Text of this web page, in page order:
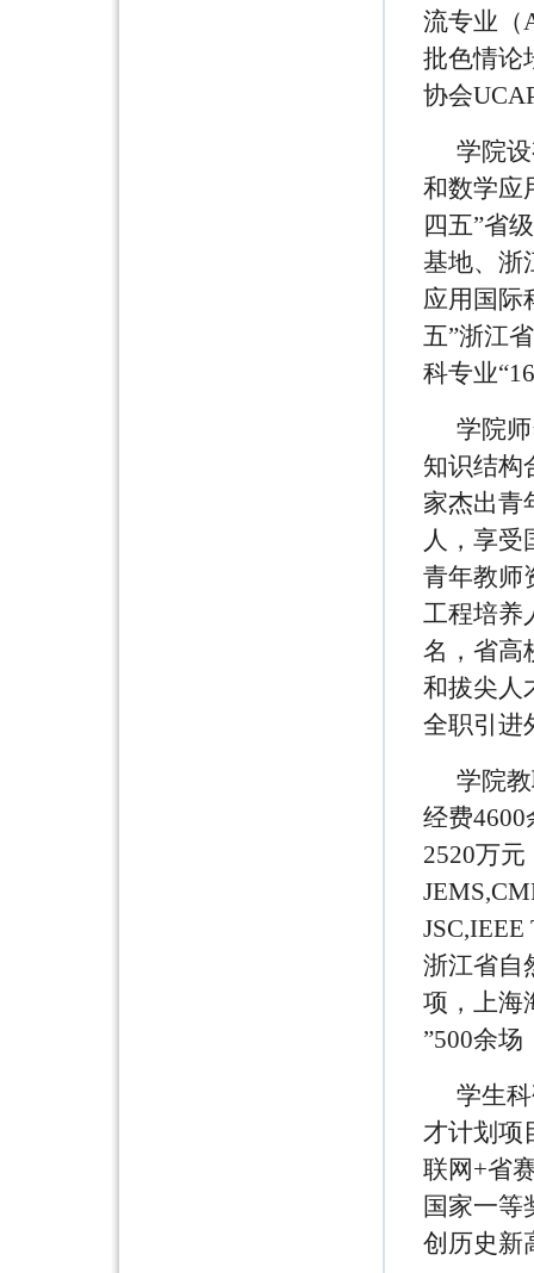
流专业（
批色情论
协会
学院
和数学应
四五”省
基地、浙
应用国际
五”浙江
科专业
学院
知识结构
家杰出青
人，享受
青年教师
工程培养
名，省高
和拔尖人
全职引进
学院
经费
2520万
浙江省自
项，上海
”500余
学生
才计划项
联网+省
国家一等
创历史新